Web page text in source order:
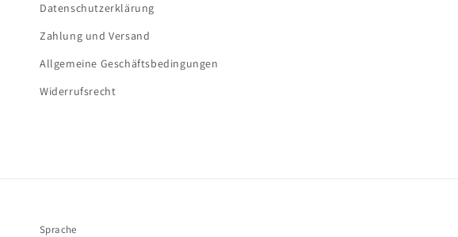
Datenschutzerklärung
Zahlung und Versand
Allgemeine Geschäftsbedingungen
Widerrufsrecht
Sprache